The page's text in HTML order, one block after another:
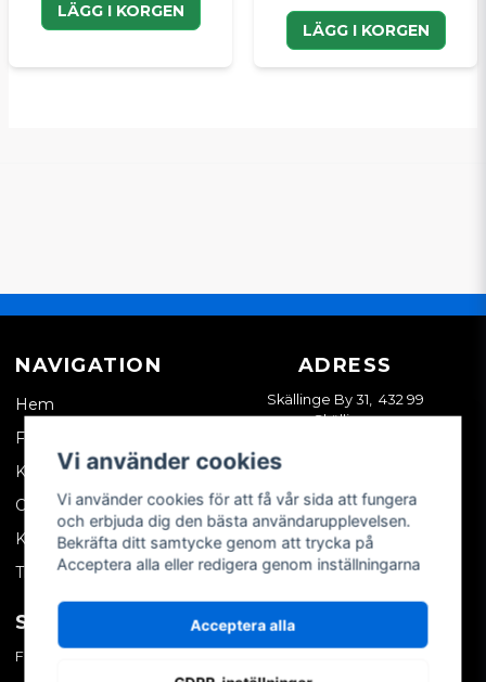
LÄGG I KORGEN
LÄGG I KORGEN
NAVIGATION
Hem
Företagskund
Kontakta oss
Om oss
Köpvillkor
Tips & trix
ADRESS
Skällinge By 31, 432 99
Skällinge
SOCIALA MEDIER
Facebook
MITT KONTO
Vi använder cookies
Vi använder cookies för att få vår sida att fungera
och erbjuda dig den bästa användarupplevelsen.
Bekräfta ditt samtycke genom att trycka på
Acceptera alla eller redigera genom inställningarna
Acceptera alla